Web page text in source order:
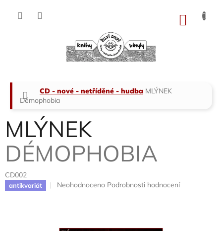
Domů
CD - nové - netříděné - hudba MLÝNEK
Démophobia
MLÝNEK
DÉMOPHOBIA
CD002
antikvariát
Průměrné
Neohodnoceno Podrobnosti hodnocení